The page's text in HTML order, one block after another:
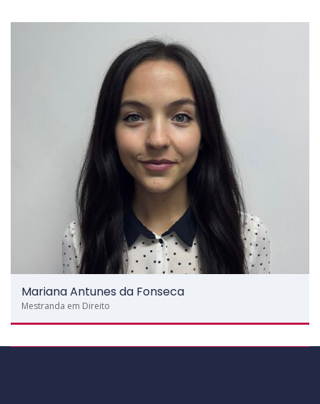
Mariana Antunes da Fonseca
Mestranda em Direito